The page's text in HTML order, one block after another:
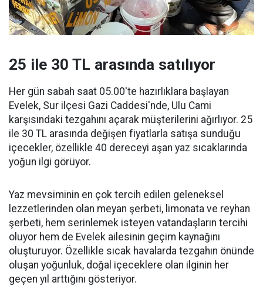
25 ile 30 TL arasında satılıyor
Her gün sabah saat 05.00'te hazırlıklara başlayan
Evelek, Sur ilçesi Gazi Caddesi'nde, Ulu Cami
karşısındaki tezgahını açarak müşterilerini ağırlıyor. 25
ile 30 TL arasında değişen fiyatlarla satışa sunduğu
içecekler, özellikle 40 dereceyi aşan yaz sıcaklarında
yoğun ilgi görüyor.
Yaz mevsiminin en çok tercih edilen geleneksel
lezzetlerinden olan meyan şerbeti, limonata ve reyhan
şerbeti, hem serinlemek isteyen vatandaşların tercihi
oluyor hem de Evelek ailesinin geçim kaynağını
oluşturuyor. Özellikle sıcak havalarda tezgahın önünde
oluşan yoğunluk, doğal içeceklere olan ilginin her
geçen yıl arttığını gösteriyor.